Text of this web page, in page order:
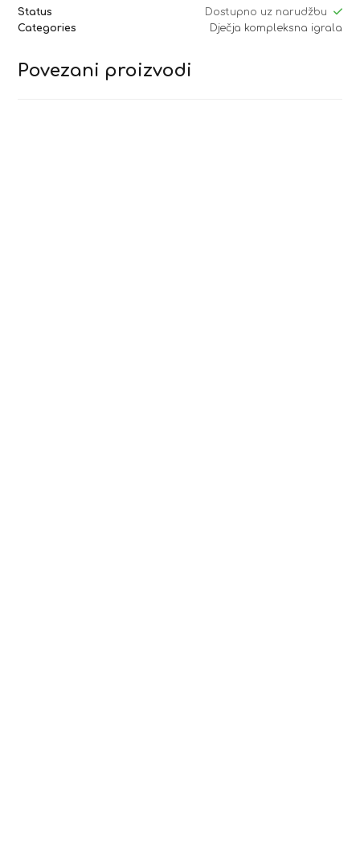
Status
Dostupno uz narudžbu
Categories
Dječja kompleksna igrala
Povezani proizvodi